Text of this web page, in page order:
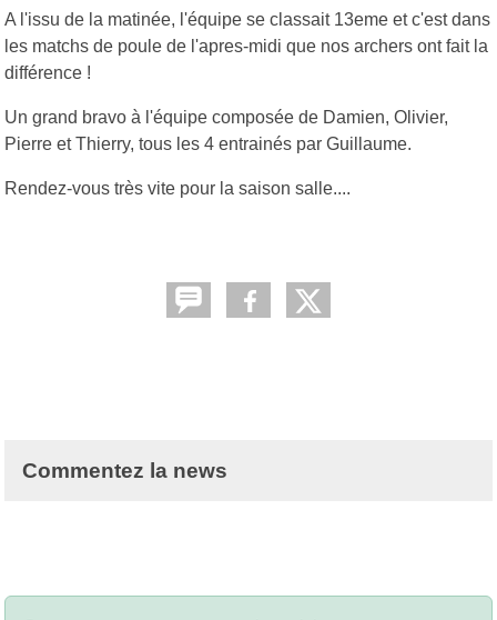
A l'issu de la matinée, l'équipe se classait 13eme et c'est dans
les matchs de poule de l'apres-midi que nos archers ont fait la
différence !
Un grand bravo à l'équipe composée de Damien, Olivier,
Pierre et Thierry, tous les 4 entrainés par Guillaume.
Rendez-vous très vite pour la saison salle....
Commentez la news